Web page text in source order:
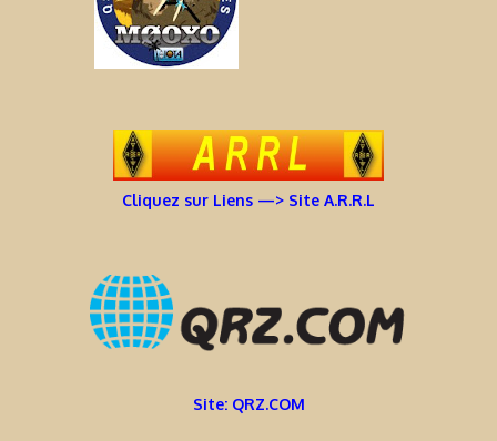
Cliquez sur Liens —> Site A.R.R.L
Site: QRZ.COM